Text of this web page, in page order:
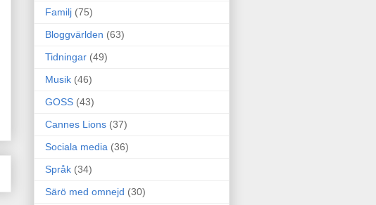
Familj (75)
Bloggvärlden (63)
Tidningar (49)
Musik (46)
GOSS (43)
Cannes Lions (37)
Sociala media (36)
Språk (34)
Särö med omnejd (30)